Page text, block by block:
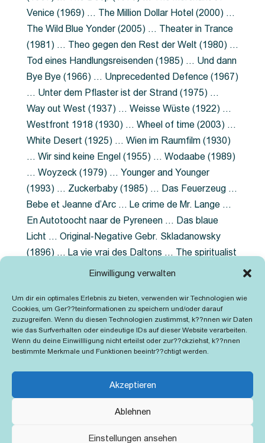
Einwilligung verwalten
Um dir ein optimales Erlebnis zu bieten, verwenden wir Technologien wie
Cookies, um Ger??teinformationen zu speichern und/oder darauf
zuzugreifen. Wenn du diesen Technologien zustimmst, k??nnen wir Daten
wie das Surfverhalten oder eindeutige IDs auf dieser Website verarbeiten.
Wenn du deine Einwillligung nicht erteilst oder zur??ckziehst, k??nnen
bestimmte Merkmale und Funktionen beeintr??chtigt werden.
Akzeptieren
Ablehnen
Einstellungen ansehen
Venice (1969) … The Million Dollar Hotel (2000) …
The Wild Blue Yonder (2005) … Theater in Trance
(1981) … Theo gegen den Rest der Welt (1980) …
Tod eines Handlungsreisenden (1985) … Und dann
Bye Bye (1966) … Unprecedented Defence (1967)
… Unter dem Pflaster ist der Strand (1975) …
Way out West (1937) … Weisse Wüste (1922) …
Westfront 1918 (1930) … Wheel of time (2003) …
White Desert (1925) … Wien im Raumfilm (1930)
… Wir sind keine Engel (1955) … Wodaabe (1989)
… Woyzeck (1979) … Younger and Younger
(1993) … Zuckerbaby (1985) … Das Feuerzeug …
Bebe et Jeanne d’Arc … Le crime de Mr. Lange …
En Autotoocht naar de Pyreneen … Das blaue
Licht … Original-Negative Gebr. Skladanowsky
(1896) … La vie vrai des Daltons … The spiritualist
photographer … Feuer im Fjord … The Song of the
Grubenlampe … Tolstoy … Grün ist die Heide …
Lady Hamilton … Mütter verzaget nicht …
Ruttmann Werbefilme